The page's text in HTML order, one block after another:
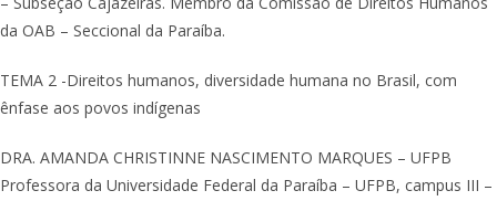
da OAB – Seccional da Paraíba.
TEMA 2 -Direitos humanos, diversidade humana no Brasil, com
ênfase aos povos indígenas
DRA. AMANDA CHRISTINNE NASCIMENTO MARQUES – UFPB
Professora da Universidade Federal da Paraíba – UFPB, campus III –